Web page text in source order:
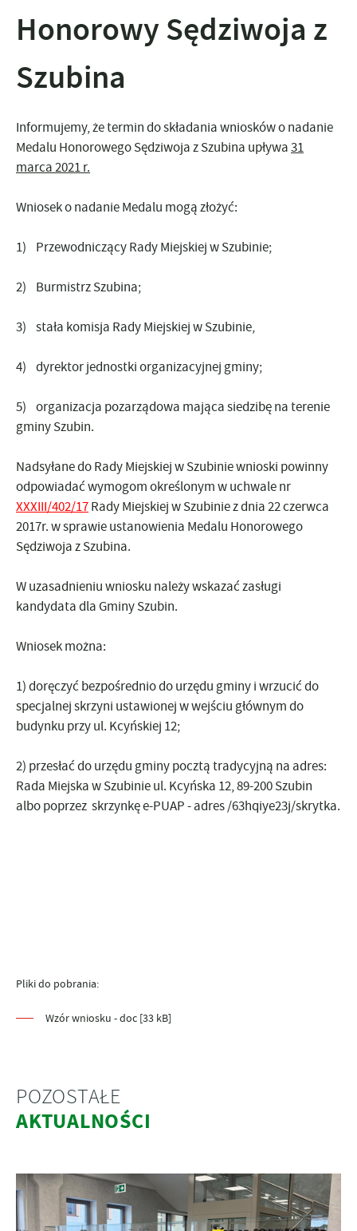
Honorowy Sędziwoja z
Szubina
Informujemy, żetermin do składania wnioskówo nadanie
Medalu Honorowego Sędziwoja z Szubina upływa31
marca 2021 r.
Wniosek o nadanie Medalu mogą złożyć:
1) Przewodniczący Rady Miejskiej w Szubinie;
2) Burmistrz Szubina;
3) stała komisja Rady Miejskiej w Szubinie,
4) dyrektor jednostki organizacyjnej gminy;
5) organizacja pozarządowa mająca siedzibę na terenie
gminy Szubin.
Nadsyłane do Rady Miejskiej w Szubinie wnioski powinny
odpowiadać wymogom określonym w uchwale nr
XXXIII/402/17Rady Miejskiej w Szubinie z dnia 22 czerwca
2017r. w sprawie ustanowienia Medalu Honorowego
Sędziwoja z Szubina.
W uzasadnieniu wniosku należy wskazać zasługi
kandydata dla Gminy Szubin.
Wniosek można:
1) doręczyć bezpośrednio do urzędu gminy i wrzucić do
specjalnej skrzyni ustawionej w wejściu głównym do
budynku przy ul. Kcyńskiej 12;
2) przesłać do urzędu gminy pocztą tradycyjną na adres:
Rada Miejska w Szubinie ul. Kcyńska 12, 89-200 Szubin
albo poprzez skrzynkę e-PUAP - adres /63hqiye23j/skrytka.
Pliki do pobrania:
Wzór wniosku - doc [33 kB]
POZOSTAŁE
AKTUALNOŚCI